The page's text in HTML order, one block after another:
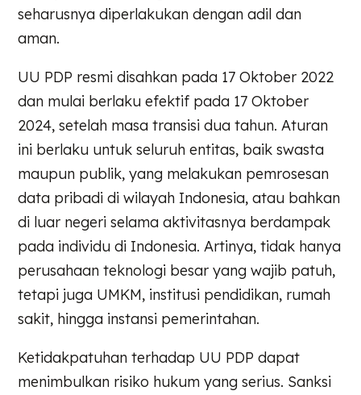
seharusnya diperlakukan dengan adil dan
aman.
UU PDP resmi disahkan pada 17 Oktober 2022
dan mulai berlaku efektif pada 17 Oktober
2024, setelah masa transisi dua tahun. Aturan
ini berlaku untuk seluruh entitas, baik swasta
maupun publik, yang melakukan pemrosesan
data pribadi di wilayah Indonesia, atau bahkan
di luar negeri selama aktivitasnya berdampak
pada individu di Indonesia. Artinya, tidak hanya
perusahaan teknologi besar yang wajib patuh,
tetapi juga UMKM, institusi pendidikan, rumah
sakit, hingga instansi pemerintahan.
Ketidakpatuhan terhadap UU PDP dapat
menimbulkan risiko hukum yang serius. Sanksi